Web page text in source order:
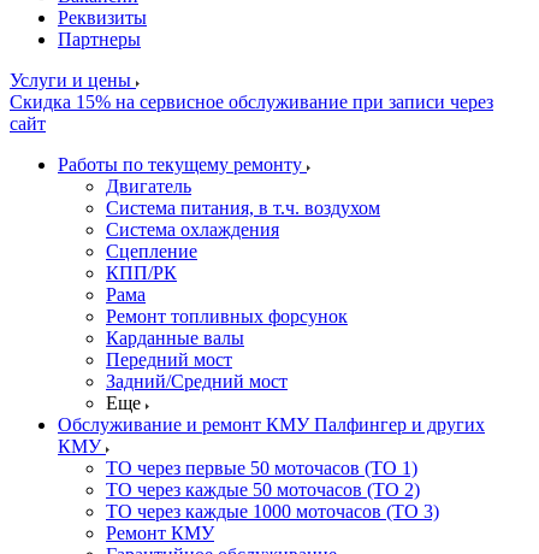
Реквизиты
Партнеры
Услуги и цены
Скидка 15% на сервисное обслуживание при записи через
сайт
Работы по текущему ремонту
Двигатель
Система питания, в т.ч. воздухом
Система охлаждения
Сцепление
КПП/РК
Рама
Ремонт топливных форсунок
Карданные валы
Передний мост
Задний/Средний мост
Еще
Обслуживание и ремонт КМУ Палфингер и других
КМУ
ТО через первые 50 моточасов (ТО 1)
ТО через каждые 50 моточасов (ТО 2)
ТО через каждые 1000 моточасов (ТО 3)
Ремонт КМУ